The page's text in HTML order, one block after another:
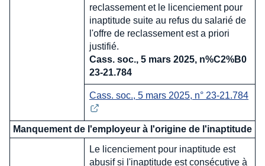
reclassement et le licenciement pour
inaptitude suite au refus du salarié de
l'offre de reclassement est a priori
justifié.
Cass. soc., 5 mars 2025, n%C2%B0
23-21.784
Cass. soc., 5 mars 2025, n° 23-21.784
Manquement de l'employeur à l'origine de l'inaptitude
Le licenciement pour inaptitude est
abusif si l'inaptitude est consécutive à